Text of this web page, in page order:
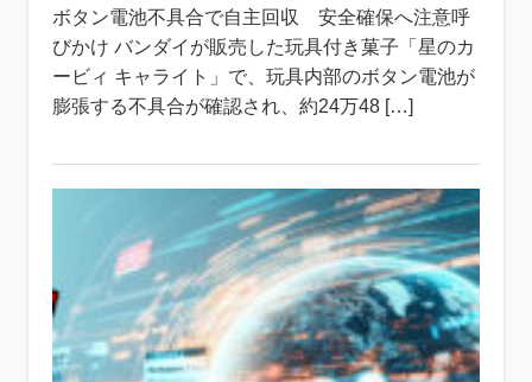
ボタン電池不具合で自主回収 安全確保へ注意呼
びかけ バンダイが販売した玩具付き菓子「星のカ
ービィ キャライト」で、玩具内部のボタン電池が
膨張する不具合が確認され、約24万48 […]